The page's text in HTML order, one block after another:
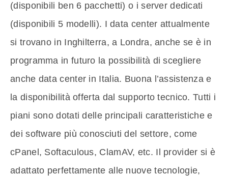
(disponibili ben 6 pacchetti) o i server dedicati
(disponibili 5 modelli). I data center attualmente
si trovano in Inghilterra, a Londra, anche se è in
programma in futuro la possibilità di scegliere
anche data center in Italia. Buona l’assistenza e
la disponibilità offerta dal supporto tecnico. Tutti i
piani sono dotati delle principali caratteristiche e
dei software più conosciuti del settore, come
cPanel, Softaculous, ClamAV, etc. Il provider si è
adattato perfettamente alle nuove tecnologie,